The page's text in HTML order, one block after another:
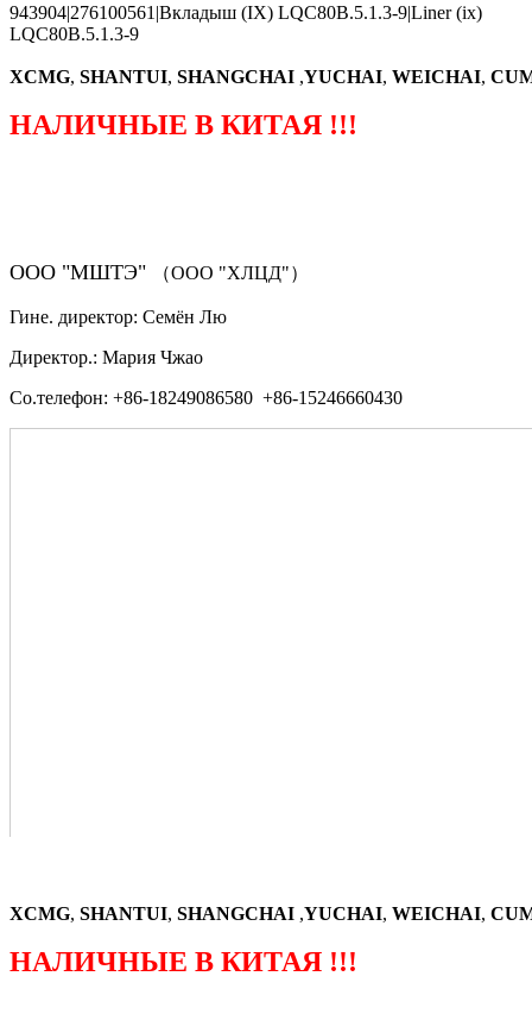
943904|276100561|Вкладыш (IX) LQC80B.5.1.3-9|Liner (ix)
LQC80B.5.1.3-9
XCMG, SHANTUI, SHANGCHAI ,YUCHAI, WEICHAI,
НАЛИЧНЫЕ В КИТАЯ !!!
ООО "МШТЭ" （ООО "ХЛЦД"）
Гине. директор: Семён Лю
Директор.: Мария Чжао
Со.телефон: +86-18249086580 +86-15246660430
XCMG, SHANTUI, SHANGCHAI ,YUCHAI, WEICHAI,
НАЛИЧНЫЕ В КИТАЯ !!!